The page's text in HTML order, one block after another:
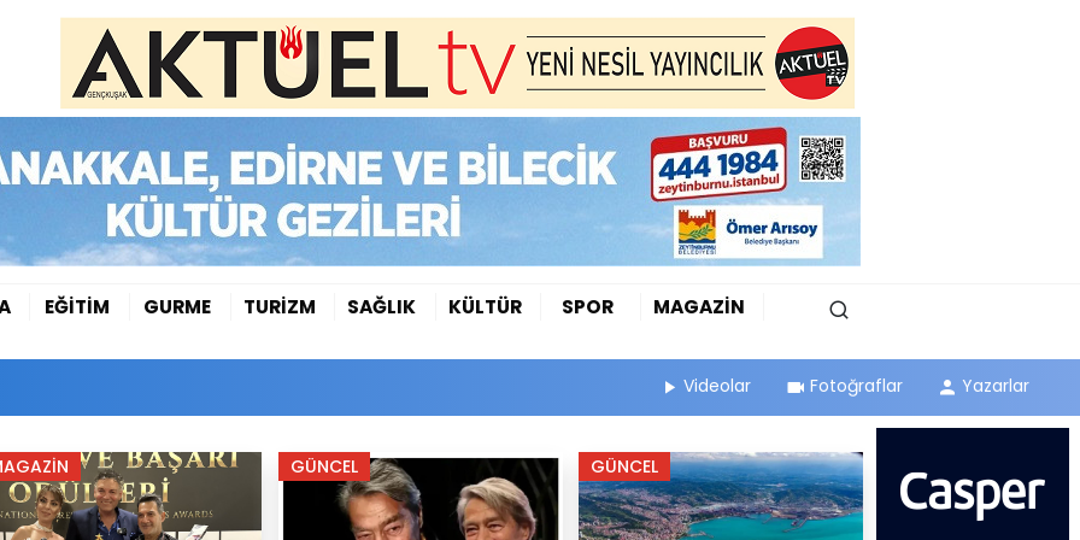
EĞİTİM GURME TURİZM SAĞLIK KÜLTÜR SPOR
MAGAZİN
Videolar Fotoğraflar Yazarlar
GÜNCEL GÜNCEL